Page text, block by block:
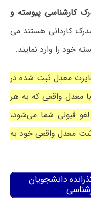
کارشناسی پیوسته و
کاردانی هستند می
خود را وارد نمایند.
معدل ثبت شده در
با معدل واقعی که به هر
قبولی شما می‌شود،
معدل واقعی خود به
دانشجویان